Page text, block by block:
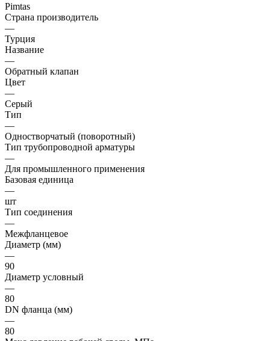
Pimtas
Страна производитель
—
Турция
Название
—
Обратный клапан
Цвет
—
Серый
Тип
—
Одностворчатый (поворотный)
Тип трубопроводной арматуры
—
Для промышленного применения
Базовая единица
—
шт
Тип соединения
—
Межфланцевое
Диаметр (мм)
—
90
Диаметр условный
—
80
DN фланца (мм)
—
80